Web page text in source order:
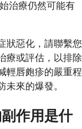
治療仍然可能有
狀惡化，請聯繫您
療或評估，以排除
輕唇皰疹的嚴重程
未來的爆發。
作用是什